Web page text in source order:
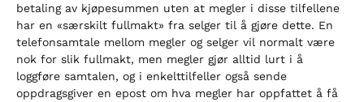
betaling av kjøpesummen uten at megler i disse tilfellene
har en «særskilt fullmakt» fra selger til å gjøre dette. En
telefonsamtale mellom megler og selger vil normalt være
nok for slik fullmakt, men megler gjør alltid lurt i å
loggføre samtalen, og i enkelttilfeller også sende
oppdragsgiver en epost om hva megler har oppfattet å få